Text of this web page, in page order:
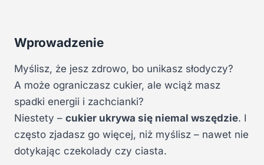
Wprowadzenie
Myślisz, że jesz zdrowo, bo unikasz słodyczy?
A może ograniczasz cukier, ale wciąż masz
spadki energii i zachcianki?
Niestety – cukier ukrywa się niemal wszędzie. I
często zjadasz go więcej, niż myślisz – nawet nie
dotykając czekolady czy ciasta.